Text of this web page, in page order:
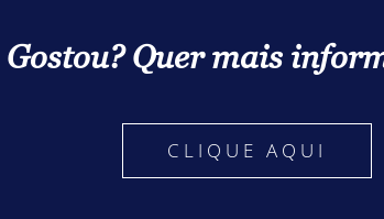
Gostou? Quer mais
CLIQUE AQUI